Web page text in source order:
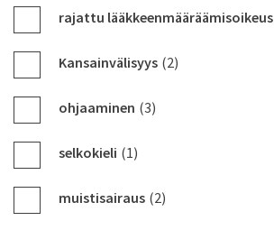
rajattu lääkkeenmääräämisoikeus
Kansainvälisyys (2)
ohjaaminen (3)
selkokieli (1)
muistisairaus (2)